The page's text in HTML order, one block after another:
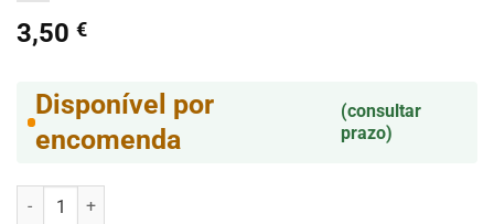
3,50 €
Disponível por
encomenda
(consultar
prazo)
Quantidade de Tigela de silicone Poppins Lab 67 mm